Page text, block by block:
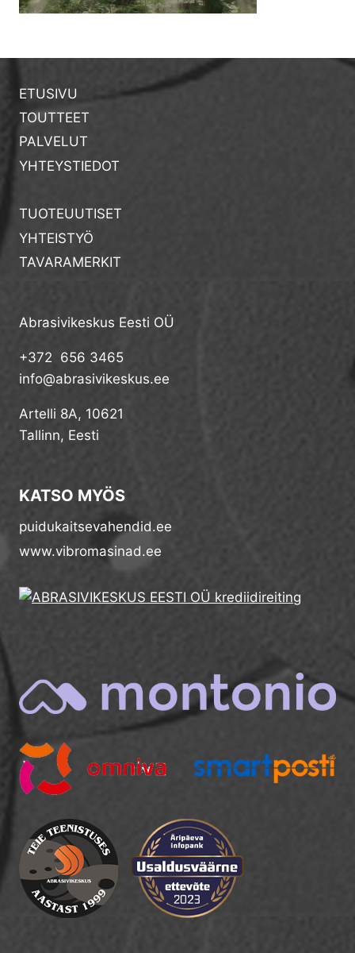
ETUSIVU
TOUTTEET
PALVELUT
YHTEYSTIEDOT
TUOTEUUTISET
YHTEISTYÖ
TAVARAMERKIT
Abrasivikeskus Eesti OÜ
+372 656 3465
info@abrasivikeskus.ee
Artelli 8A, 10621
Tallinn, Eesti
KATSO MYÖS
puidukaitsevahendid.ee
www.vibromasinad.ee